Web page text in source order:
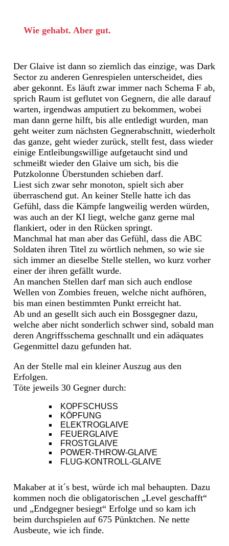
Wie gehabt. Aber gut.
Der Glaive ist dann so ziemlich das einzige, was Dark
Sector zu anderen Genrespielen unterscheidet, dies
aber gekonnt. Es läuft zwar immer nach Schema F ab,
sprich Raum ist geflutet von Gegnern, die alle darauf
warten, irgendwas amputiert zu bekommen, wobei
man dann gerne hilft, bis alle entledigt wurden, man
geht weiter zum nächsten Gegnerabschnitt, wiederholt
das ganze, geht wieder zurück, stellt fest, dass wieder
einige Entleibungswillige aufgetaucht sind und
schmeißt wieder den Glaive um sich, bis die
Putzkolonne Überstunden schieben darf.
Liest sich zwar sehr monoton, spielt sich aber
überraschend gut. An keiner Stelle hatte ich das
Gefühl, dass die Kämpfe langweilig werden würden,
was auch an der KI liegt, welche ganz gerne mal
flankiert, oder in den Rücken springt.
Manchmal hat man aber das Gefühl, dass die ABC
Soldaten ihren Titel zu wörtlich nehmen, so wie sie
sich immer an dieselbe Stelle stellen, wo kurz vorher
einer der ihren gefällt wurde.
An manchen Stellen darf man sich auch endlose
Wellen von Zombies freuen, welche nicht aufhören,
bis man einen bestimmten Punkt erreicht hat.
Ab und an gesellt sich auch ein Bossgegner dazu,
welche aber nicht sonderlich schwer sind, sobald man
deren Angriffsschema geschnallt und ein adäquates
Gegenmittel dazu gefunden hat.
An der Stelle mal ein kleiner Auszug aus den
Erfolgen.
Töte jeweils 30 Gegner durch:
KOPFSCHUSS
KÖPFUNG
ELEKTROGLAIVE
FEUERGLAIVE
FROSTGLAIVE
POWER-THROW-GLAIVE
FLUG-KONTROLL-GLAIVE
Makaber at it´s best, würde ich mal behaupten. Dazu
kommen noch die obligatorischen „Level geschafft“
und „Endgegner besiegt“ Erfolge und so kam ich
beim durchspielen auf 675 Pünktchen. Ne nette
Ausbeute, wie ich finde.